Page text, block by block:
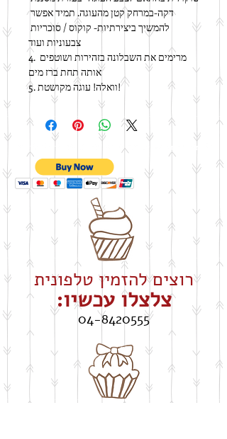
דקה-במרחק קטן מהעוגה. תמיד אפשר
צבעוניות ועוד
4. מרימים את השבלונה בזהירות ושוטפים
אותה תחת ברז מים
5. וואלה! עוגה מקושטת!
רוצים להזמין טלפונית
צלצלו עכשיו:
04-8420555